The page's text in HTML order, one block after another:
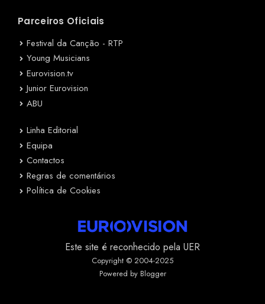
Parceiros Oficiais
Festival da Canção - RTP
Young Musicians
Eurovision.tv
Junior Eurovision
ABU
Linha Editorial
Equipa
Contactos
Regras de comentários
Política de Cookies
Este site é reconhecido pela UER
Copyright © 2004-2025
Powered by Blogger